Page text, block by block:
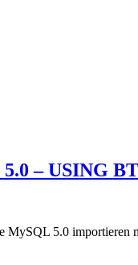
– USING
5.0 importieren